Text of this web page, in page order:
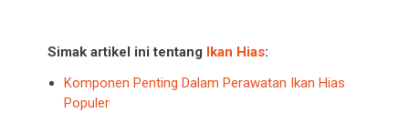
Simak artikel ini tentang Ikan Hias:
Komponen Penting Dalam Perawatan Ikan Hias
Populer